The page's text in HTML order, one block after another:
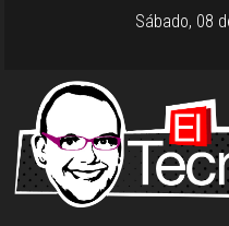
Sábado, 08